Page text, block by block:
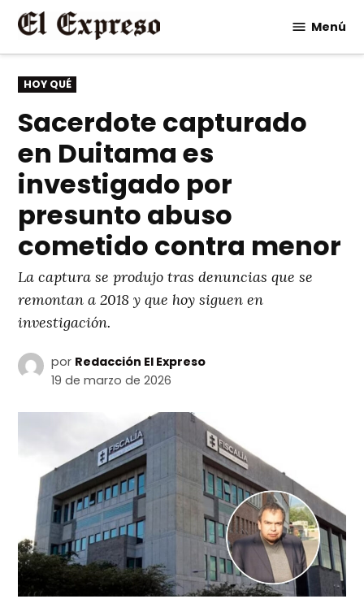
Saltar
contenido
Menú
PUBLICADO
EN
HOY QUÉ
Sacerdote capturado
en Duitama es
investigado por
presunto abuso
cometido contra menor
La captura se produjo tras denuncias que se
remontan a 2018 y que hoy siguen en
investigación.
por Redacción El Expreso
19 de marzo de 2026